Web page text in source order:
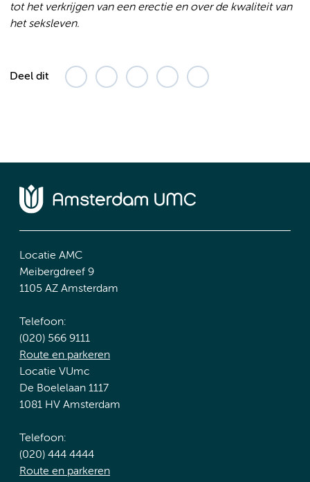
tot het verkrijgen van een erectie en over de kwaliteit van
het seksleven.
Deel dit
Locatie AMC
Meibergdreef 9
1105 AZ Amsterdam
Telefoon:
(020) 566 9111
Route en parkeren
Locatie VUmc
De Boelelaan 1117
1081 HV Amsterdam
Telefoon:
(020) 444 4444
Route en parkeren